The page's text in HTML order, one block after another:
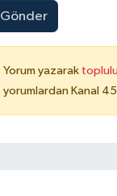
Gönder
Yorum yazarak
yorumlardan Kanal